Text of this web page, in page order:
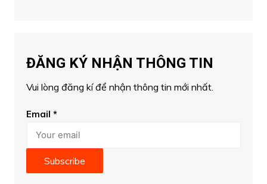
ĐĂNG KÝ NHẬN THÔNG TIN
Vui lòng đăng kí để nhận thông tin mới nhất.
Email *
Subscribe